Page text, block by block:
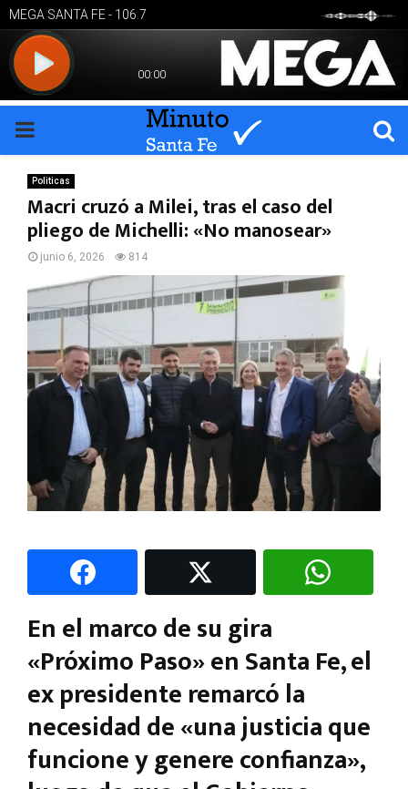
PRIMARY
MENU
Politicas
Macri cruzó a Milei, tras el caso del
pliego de Michelli: «No manosear»
junio 6, 2026 814
En el marco de su gira
«Próximo Paso» en Santa Fe, el
ex presidente remarcó la
necesidad de «una justicia que
funcione y genere confianza»,